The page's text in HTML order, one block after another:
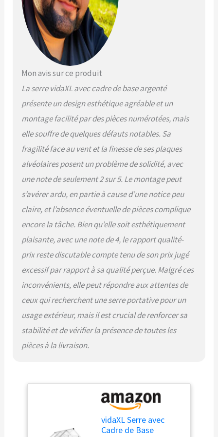
entretenir, et capables de
résister aux vents et à la
neige. 【Conception
pratique :】 ce cadre de
serre est équipé d'un
aluminium d'une hauteur de
facilement enfoui dans le
sol, ce qui permet
de base supplémentaires.
Il comprend également une
cm en acier galvanisé pour
renforcer la stabilité
bien pensée :】 le système
de gouttière intégré
permet efficacement
l'évacuation de l'eau et la
fenêtre d'aération est
conçue avec 5 angles
réglables pour la
circulation de l'air afin
d'équilibrer l'humidité et la
température. La porte
battante vous permet
également d'entrer plus
facilement dans la serre
pour une utilisation
quotidienne.
Mon avis sur ce produit
La serre vidaXL avec cadre de base argenté
présente un design esthétique agréable et un
montage facilité par des pièces numérotées, mais
elle souffre de quelques défauts notables. Sa
fragilité face au vent et la finesse de ses plaques
alvéolaires posent un problème de solidité, avec
une note de seulement 2 sur 5. Le montage peut
s’avérer ardu, en partie à cause d’une notice peu
claire, et l’absence éventuelle de pièces complique
encore la tâche. Bien qu’elle soit esthétiquement
plaisante, avec une note de 4, le rapport qualité-
prix reste discutable compte tenu de son prix jugé
excessif par rapport à sa qualité perçue. Malgré ces
inconvénients, elle peut répondre aux attentes de
ceux qui recherchent une serre portative pour un
usage extérieur, mais il est crucial de renforcer sa
stabilité et de vérifier la présence de toutes les
pièces à la livraison.
vidaXL Serre avec
Cadre de Base